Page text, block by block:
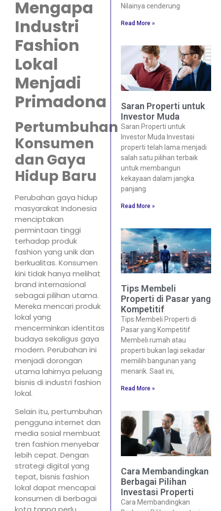
Mengapa
Industri
Fashion
Lokal
Menjadi
Primadona
Pertumbuhan
Konsumen
dan Gaya
Hidup Baru
Perubahan gaya hidup
masyarakat Indonesia
menciptakan
permintaan tinggi
terhadap produk
fashion yang unik dan
berkualitas. Konsumen
kini tidak hanya melihat
brand internasional
sebagai pilihan utama.
Mereka mencari produk
lokal yang
mencerminkan identitas
budaya sekaligus gaya
modern. Perubahan ini
menjadi dorongan
utama lahirnya peluang
bisnis di industri fashion
lokal.
Selain itu, pertumbuhan
pengguna internet dan
media sosial membuat
tren fashion menyebar
lebih cepat. Dengan
strategi digital yang
tepat, bisnis fashion
lokal dapat mencapai
konsumen di berbagai
Nilainya cenderung
Read More »
Saran Properti untuk
Investor Muda
Saran Properti untuk
Investor Muda Investasi
properti telah lama menjadi
salah satu pilihan terbaik
untuk membangun
kekayaan dalam jangka
panjang.
Read More »
Tips Membeli
Properti di Pasar yang
Kompetitif
Tips Membeli Properti di
Pasar yang Kompetitif
Membeli rumah atau
properti bukan lagi sekadar
memilih bangunan yang
menarik. Saat ini,
Read More »
Cara Membandingkan
Berbagai Pilihan
Investasi Properti
Cara Membandingkan